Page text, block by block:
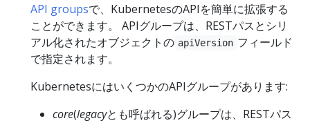
API groupsで、KubernetesのAPIを簡単に拡張する
ことができます。 APIグループは、RESTパスとシリ
アル化されたオブジェクトの apiVersion フィールド
で指定されます。
KubernetesにはいくつかのAPIグループがあります:
core(legacyとも呼ばれる)グループは、RESTパス